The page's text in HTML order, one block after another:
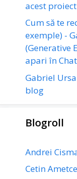
acest
Cum să te
exemple) -
(Generative
apari în
Gabriel
blog
Blogroll
Andrei
Cetin